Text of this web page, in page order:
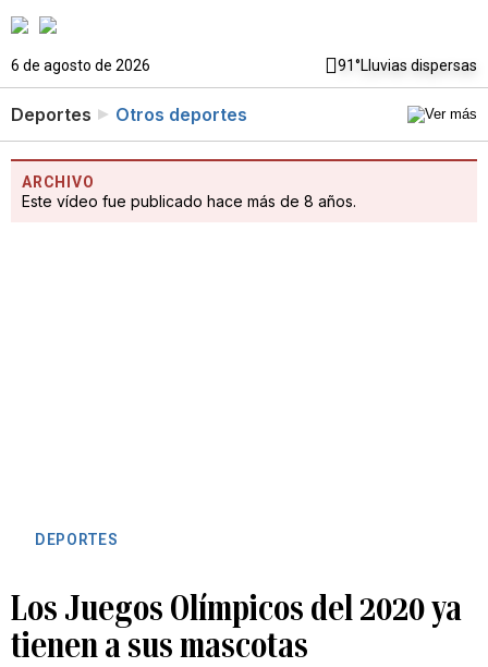
6 de agosto de 2026 91°Lluvias dispersas
Deportes Otros deportes
ARCHIVO
Este vídeo fue publicado hace más de 8 años.
DEPORTES
Los Juegos Olímpicos del 2020 ya
tienen a sus mascotas